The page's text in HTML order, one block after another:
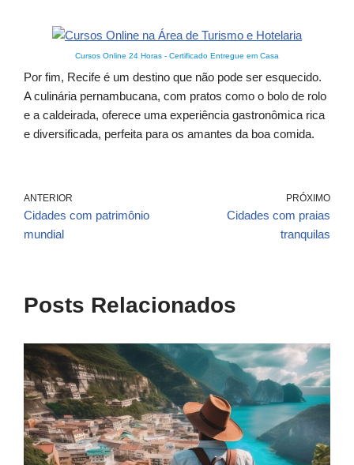
Cursos Online 24 Horas - Certificado Entregue em Casa
Por fim, Recife é um destino que não pode ser esquecido.
A culinária pernambucana, com pratos como o bolo de rolo
e a caldeirada, oferece uma experiência gastronômica rica
e diversificada, perfeita para os amantes da boa comida.
ANTERIOR
Cidades com patrimônio
mundial
PRÓXIMO
Cidades com praias
tranquilas
Posts Relacionados